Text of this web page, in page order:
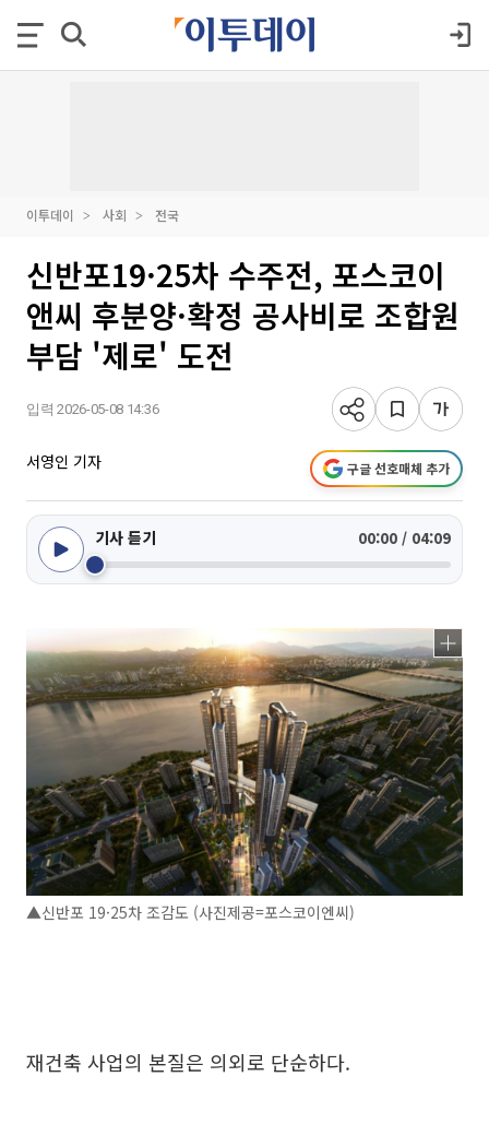
이투데이 사회 전국
신반포19·25차 수주전, 포스코이
앤씨 후분양·확정 공사비로 조합원
부담 '제로' 도전
입력 2026-05-08 14:36
서영인 기자 구글 선호매체 추가
기사 듣기 00:00 / 04:09
▲신반포 19·25차 조감도 (사진제공=포스코이엔씨)
재건축 사업의 본질은 의외로 단순하다.